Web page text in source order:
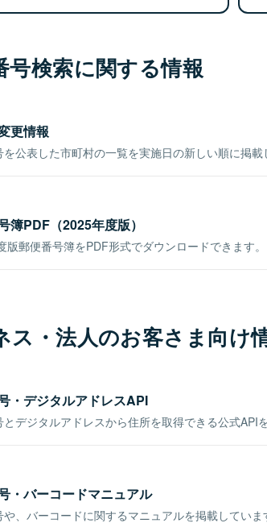
号検索に関する情報
更情報
公表した市町村の一覧を実施日の新しい順に掲載
簿PDF（2025年度版）
版郵便番号簿をPDF形式でダウンロードできます。
ス・法人のお客さま向け
・デジタルアドレスAPI
デジタルアドレスから住所を取得できる公式APIを
・バーコードマニュアル
、バーコードに関するマニュアルを掲載していま